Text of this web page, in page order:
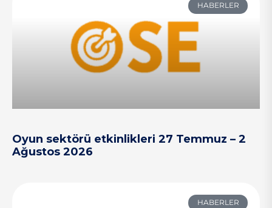
HABERLER
Oyun sektörü etkinlikleri 27 Temmuz – 2
Ağustos 2026
HABERLER